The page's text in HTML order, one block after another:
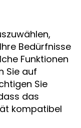
Bedürfnisse
Funktionen
Sie auf
Sie
das
kompatibel